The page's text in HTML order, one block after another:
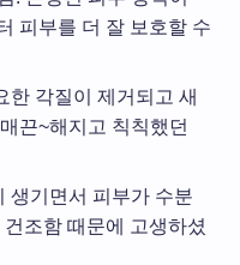
피부를 더 잘 보호할 수
한 각질이 제거되고 새
끈~해지고 칙칙했던
생기면서 피부가 수분
조함 때문에 고생하셨